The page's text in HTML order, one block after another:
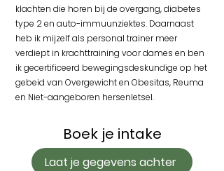
klachten die horen bij de overgang, diabetes
type 2 en auto-immuunziektes. Daarnaast
heb ik mijzelf als personal trainer meer
verdiept in krachttraining voor dames en ben
ik gecertificeerd bewegingsdeskundige op het
gebeid van Overgewicht en Obesitas, Reuma
en Niet-aangeboren hersenletsel.
Boek je intake
Laat je gegevens achter